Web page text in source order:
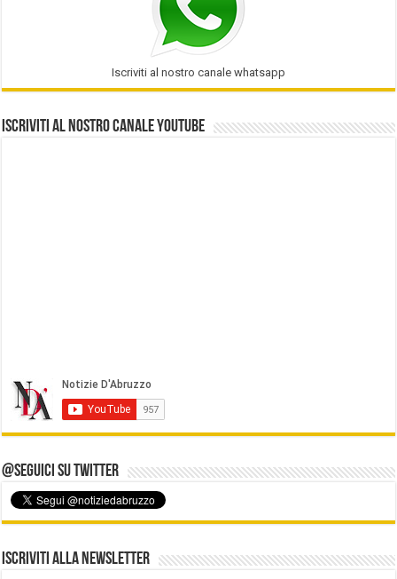
Iscriviti al nostro canale whatsapp
Iscriviti al nostro Canale Youtube
@Seguici su Twitter
Iscriviti alla Newsletter